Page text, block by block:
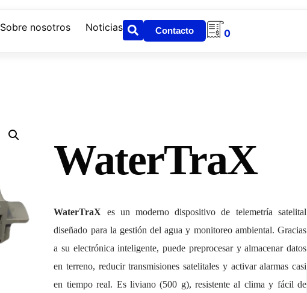
Sobre nosotros Noticias Contacto 0
WaterTraX
WaterTraX es un moderno dispositivo de telemetría satelital
diseñado para la gestión del agua y monitoreo ambiental. Gracias
a su electrónica inteligente, puede preprocesar y almacenar datos
en terreno, reducir transmisiones satelitales y activar alarmas casi
en tiempo real. Es liviano (500 g), resistente al clima y fácil de